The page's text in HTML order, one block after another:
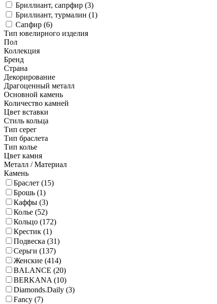
Бриллиант, сапрфир (3)
Бриллиант, турмалин (1)
Сапфир (6)
Тип ювелирного изделия
Пол
Коллекция
Бренд
Страна
Декорирование
Драгоценный металл
Основной камень
Количество камней
Цвет вставки
Стиль кольца
Тип серег
Тип браслета
Тип колье
Цвет камня
Металл / Материал
Камень
Браслет (15)
Брошь (1)
Каффы (3)
Колье (52)
Кольцо (172)
Крестик (1)
Подвеска (31)
Серьги (137)
Женские (414)
BALANCE (20)
BERKANA (10)
Diamonds.Daily (3)
Fancy (7)